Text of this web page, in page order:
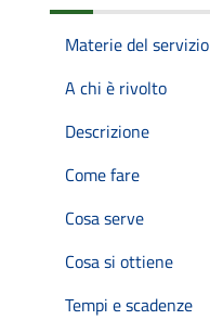
Materie del servizio
A chi è rivolto
Descrizione
Come fare
Cosa serve
Cosa si ottiene
Tempi e scadenze